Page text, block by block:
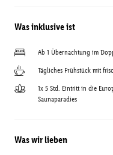
Was inklusive ist
Ab 1 Übernachtung im
Tägliches Frühstück mit
1x 5 Std. Eintritt in die
Saunaparadies
Was wir lieben